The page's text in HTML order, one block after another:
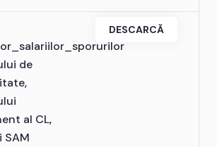
de
al CL,
SAM
DESCARCĂ